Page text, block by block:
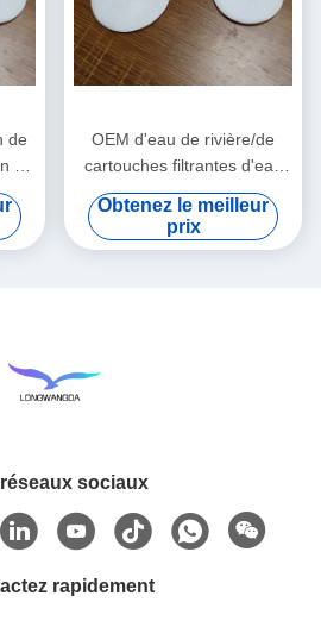
de
de
OEM d'eau de rivière/de
cartouches filtrantes d'eau
du robinet/eaux
souterraines/d'eau
purification de bouilloire
Obtenez le meilleur
prix
sociaux
rapidement